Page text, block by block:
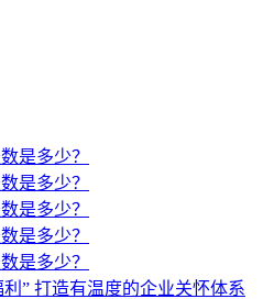
是多少？
是多少？
是多少？
是多少？
是多少？
” 打造有温度的企业关怀体系